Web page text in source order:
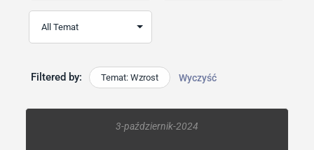
Filtered by: Temat: Wzrost Wyczyść
3-październik-2024